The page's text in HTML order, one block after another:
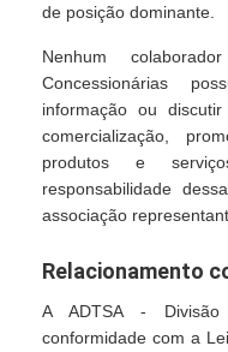
de posição dominante.
Nenhum
Concessionárias
informação ou
comercialização,
produtos e
responsabilidade
associação
Relacionamento
A ADTSA - Divisão
conformidade com a